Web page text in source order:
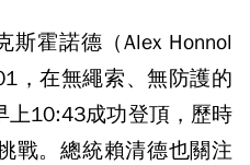
斯霍諾德（Alex Honnol
，在無繩索、無防護的
上10:43成功登頂，歷時
戰。總統賴清德也關注